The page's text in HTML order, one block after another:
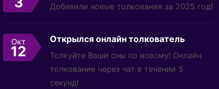
Добавили новые толкования за 2025 год!
Окт
12
Открылся онлайн толкователь
Толкуйте Ваши сны по новому! Онлайн
толкование через чат в течении 5
секунд!